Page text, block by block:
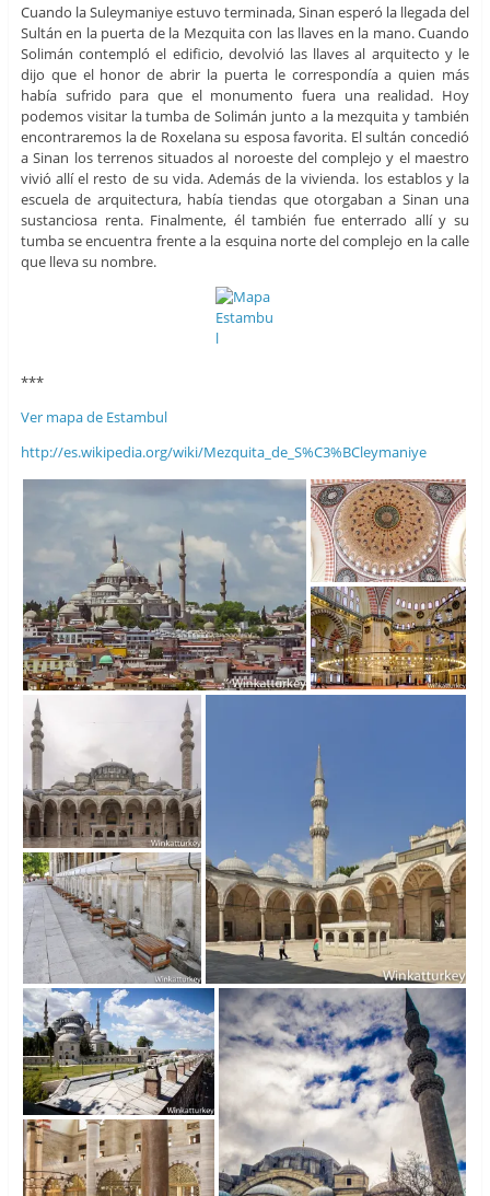
Cuando la Suleymaniye estuvo terminada, Sinan esperó la llegada del
Sultán en la puerta de la Mezquita con las llaves en la mano. Cuando
Solimán contempló el edificio, devolvió las llaves al arquitecto y le
dijo que el honor de abrir la puerta le correspondía a quien más
había sufrido para que el monumento fuera una realidad. Hoy
podemos visitar la tumba de Solimán junto a la mezquita y también
encontraremos la de Roxelana su esposa favorita. El sultán concedió
a Sinan los terrenos situados al noroeste del complejo y el maestro
vivió allí el resto de su vida. Además de la vivienda. los establos y la
escuela de arquitectura, había tiendas que otorgaban a Sinan una
sustanciosa renta. Finalmente, él también fue enterrado allí y su
tumba se encuentra frente a la esquina norte del complejo en la calle
que lleva su nombre.
***
Ver mapa de Estambul
http://es.wikipedia.org/wiki/Mezquita_de_S%C3%BCleymaniye